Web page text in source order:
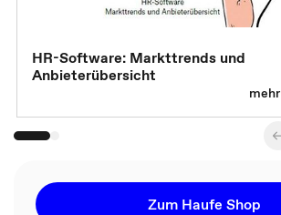
HR-Software: Markttrends und
Anbieterübersicht
mehr
Zum Haufe Shop